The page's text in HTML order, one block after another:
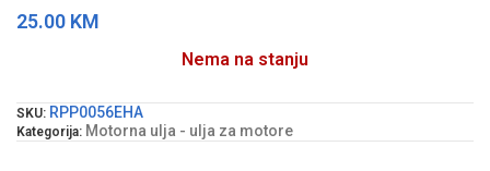
25.00 KM
Nema na stanju
SKU: RPP0056EHA
Kategorija: Motorna ulja - ulja za motore